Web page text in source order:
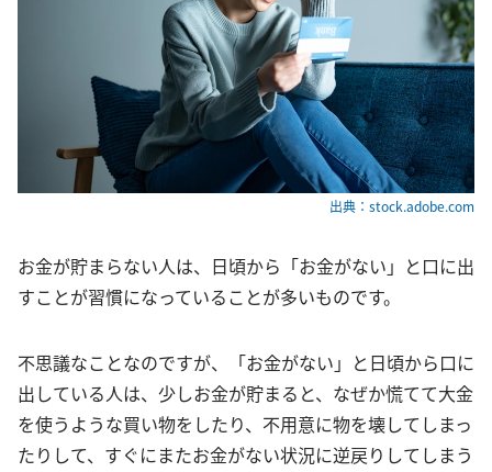
出典：stock.adobe.com
お金が貯まらない人は、日頃から「お金がない」と口に出
すことが習慣になっていることが多いものです。
不思議なことなのですが、「お金がない」と日頃から口に
出している人は、少しお金が貯まると、なぜか慌てて大金
を使うような買い物をしたり、不用意に物を壊してしまっ
たりして、すぐにまたお金がない状況に逆戻りしてしまう